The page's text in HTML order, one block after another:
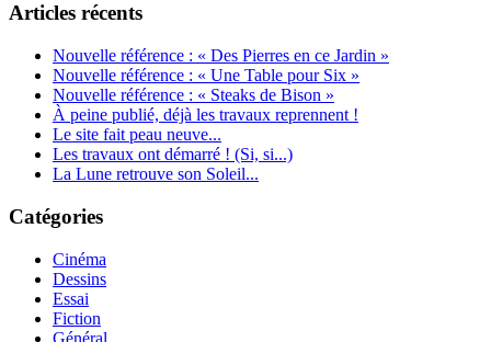
Articles récents
Nouvelle référence : « Des Pierres en ce Jardin »
Nouvelle référence : « Une Table pour Six »
Nouvelle référence : « Steaks de Bison »
À peine publié, déjà les travaux reprennent !
Le site fait peau neuve...
Les travaux ont démarré ! (Si, si...)
La Lune retrouve son Soleil...
Catégories
Cinéma
Dessins
Essai
Fiction
Général